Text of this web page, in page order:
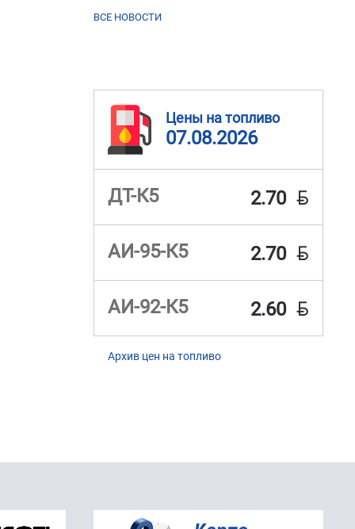
ВСЕ НОВОСТИ
Цены на топливо
07.08.2026
ДТ-К5 2.70 BYN
АИ-95-К5 2.70 BYN
АИ-92-К5 2.60 BYN
Архив цен на топливо